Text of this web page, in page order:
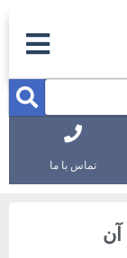
تماس با ما